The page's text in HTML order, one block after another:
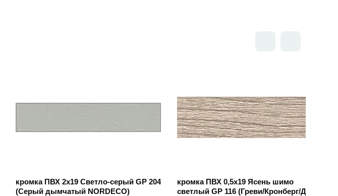
кромка ПВХ 2х19 Светло-серый GP 204
(Серый дымчатый NORDECO)
кромка ПВХ 0,5х19 Ясень шимо
светлый GP 116 (Греви/Кронберг/Дуб